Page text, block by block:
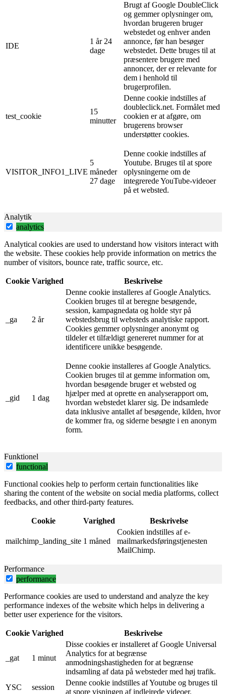
IDE
1 år 24
dage
Brugt af Google DoubleClick
og gemmer oplysninger om,
hvordan brugeren bruger
webstedet og enhver anden
annonce, før han besøger
webstedet. Dette bruges til at
præsentere brugere med
annoncer, der er relevante for
dem i henhold til
brugerprofilen.
test_cookie
15
minutter
Denne cookie indstilles af
doubleclick.net. Formålet med
cookien er at afgøre, om
brugerens browser
understøtter cookies.
VISITOR_INFO1_LIVE
5
måneder
27 dage
Denne cookie indstilles af
Youtube. Bruges til at spore
oplysningerne om de
integrerede YouTube-videoer
på et websted.
Analytik
analytics
Analytical cookies are used to understand how visitors interact with
the website. These cookies help provide information on metrics the
number of visitors, bounce rate, traffic source, etc.
Cookie Varighed Beskrivelse
_ga 2 år
Denne cookie installeres af Google Analytics.
Cookien bruges til at beregne besøgende,
session, kampagnedata og holde styr på
webstedsbrug til websteds analytiske rapport.
Cookies gemmer oplysninger anonymt og
tildeler et tilfældigt genereret nummer for at
identificere unikke besøgende.
_gid 1 dag
Denne cookie installeres af Google Analytics.
Cookien bruges til at gemme information om,
hvordan besøgende bruger et websted og
hjælper med at oprette en analyserapport om,
hvordan webstedet klarer sig. De indsamlede
data inklusive antallet af besøgende, kilden, hvor
de kommer fra, og siderne besøgte i en anonym
form.
Funktionel
functional
Functional cookies help to perform certain functionalities like
sharing the content of the website on social media platforms, collect
feedbacks, and other third-party features.
Cookie Varighed Beskrivelse
mailchimp_landing_site 1 måned
Cookien indstilles af e-
mailmarkedsføringstjenesten
MailChimp.
Performance
performance
Performance cookies are used to understand and analyze the key
performance indexes of the website which helps in delivering a
better user experience for the visitors.
Cookie Varighed Beskrivelse
_gat 1 minut
Disse cookies er installeret af Google Universal
Analytics for at begrænse
anmodningshastigheden for at begrænse
indsamling af data på websteder med høj trafik.
YSC
session
Denne cookie indstilles af Youtube og bruges til
at spore visningen af ​​indlejrede videoer.